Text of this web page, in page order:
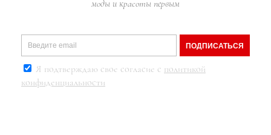
моды и красоты первым
ПОДПИСАТЬСЯ
Я подтверждаю свое согласие с политикой
конфиденциальности